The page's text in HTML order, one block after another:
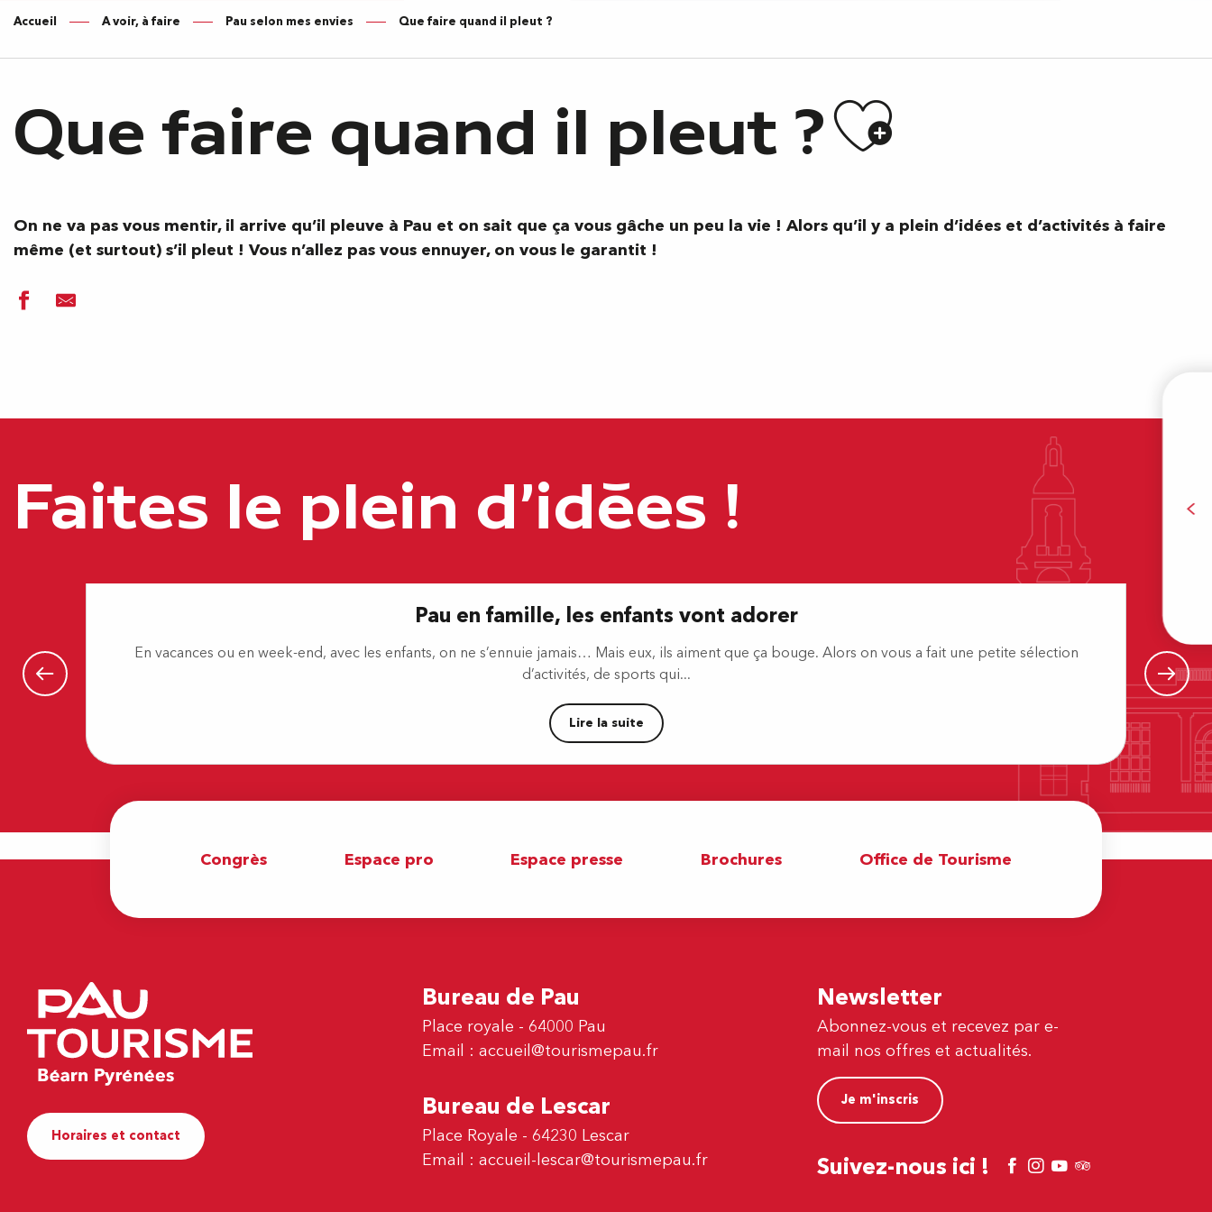
Accueil A voir, à faire Pau selon mes envies Que faire quand il pleut ?
Que faire quand il pleut ?Ajouter
On ne va pas vous mentir, il arrive qu’il pleuve à Pau et on sait que ça vous gâche un peu la vie ! Alors qu’il y a plein d’idées et d’activités à faire
même (et surtout) s’il pleut ! Vous n’allez pas vous ennuyer, on vous le garantit !
Piscine du Stade Nautique
Féérie Gourmande - Atelier et Musée des arts sucrés
Fun Room
Faites le plein d'idées !
Pau en famille, les enfants vont adorer
En vacances ou en week-end, avec les enfants, on ne s’ennuie jamais… Mais eux, ils aiment que ça bouge. Alors on vous a fait une petite sélection
d’activités, de sports qui...
Lire la suite
Vous
Congrès Espace pro Espace presse Brochures Office de Tourisme
Horaires et contact
Bureau de Pau
Place royale - 64000 Pau
Email : accueil@tourismepau.fr
Bureau de Lescar
Place Royale - 64230 Lescar
Email : accueil-lescar@tourismepau.fr
Newsletter
Abonnez-vous et recevez par e-
mail nos offres et actualités.
Je m'inscris
Suivez-nous ici !